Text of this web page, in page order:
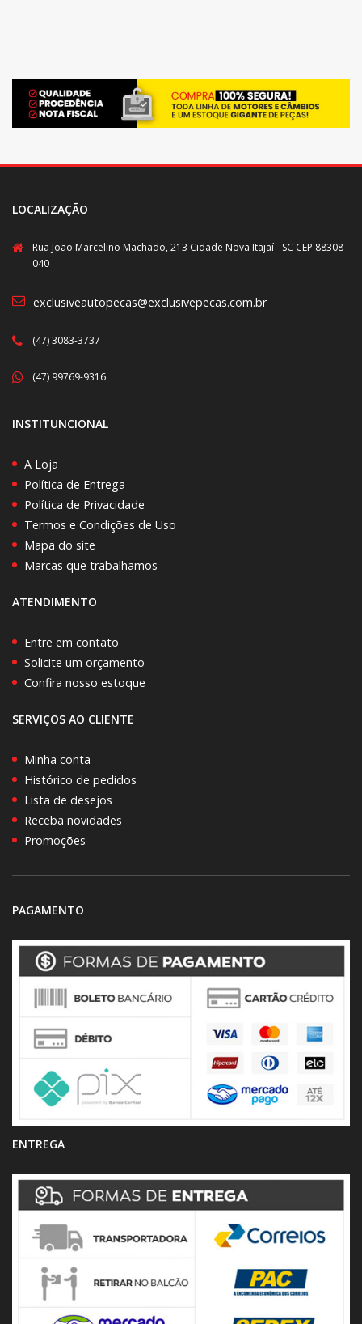
LOCALIZAÇÃO
Rua João Marcelino Machado, 213 Cidade Nova Itajaí - SC CEP 88308-
040
exclusiveautopecas@exclusivepecas.com.br
(47) 3083-3737
(47) 99769-9316
INSTITUNCIONAL
A Loja
Política de Entrega
Política de Privacidade
Termos e Condições de Uso
Mapa do site
Marcas que trabalhamos
ATENDIMENTO
Entre em contato
Solicite um orçamento
Confira nosso estoque
SERVIÇOS AO CLIENTE
Minha conta
Histórico de pedidos
Lista de desejos
Receba novidades
Promoções
PAGAMENTO
ENTREGA